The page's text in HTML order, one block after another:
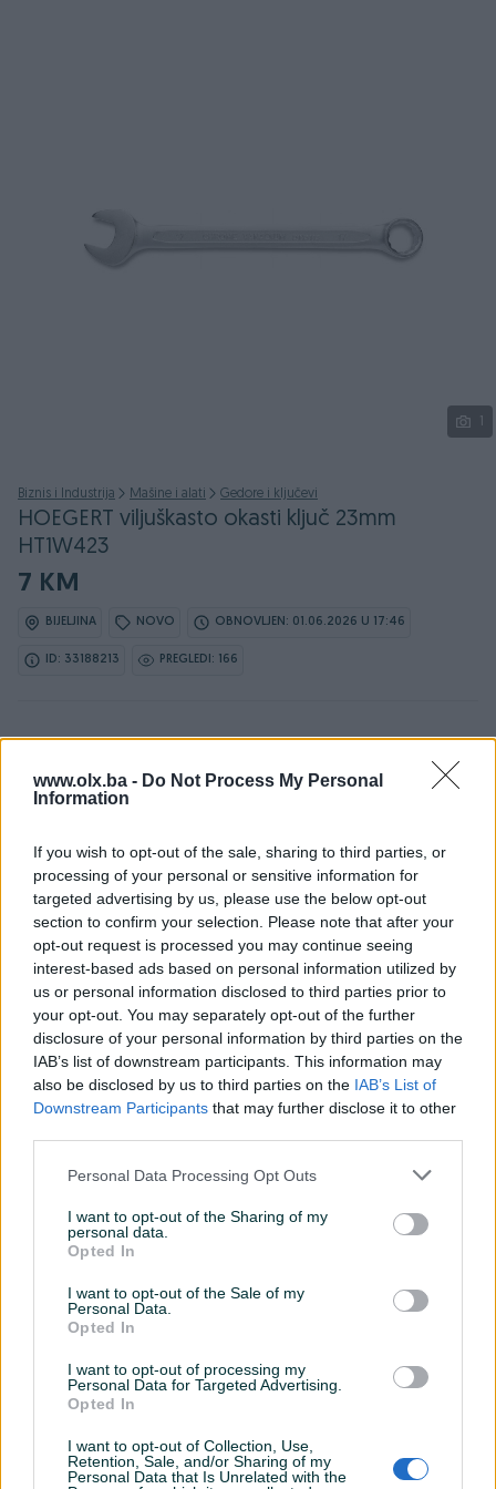
www.olx.ba - Do Not Process My Personal
Information
If you wish to opt-out of the sale, sharing to third parties, or
processing of your personal or sensitive information for
targeted advertising by us, please use the below opt-out
section to confirm your selection. Please note that after your
opt-out request is processed you may continue seeing
interest-based ads based on personal information utilized by
us or personal information disclosed to third parties prior to
your opt-out. You may separately opt-out of the further
disclosure of your personal information by third parties on the
IAB’s list of downstream participants. This information may
also be disclosed by us to third parties on the IAB’s List of
Downstream Participants that may further disclose it to other
Personal Data Processing Opt Outs
I want to opt-out of the Sharing of my
personal data.
Opted In
I want to opt-out of the Sale of my
Personal Data.
Opted In
I want to opt-out of processing my
Personal Data for Targeted Advertising.
Opted In
I want to opt-out of Collection, Use,
Retention, Sale, and/or Sharing of my
Personal Data that Is Unrelated with the
Biznis i Industrija Mašine i alati Gedore i ključevi
HOEGERT viljuškasto okasti ključ 23mm
HT1W423
7 KM
BIJELJINA NOVO OBNOVLJEN: 01.06.2026 U 17:46
ID: 33188213 PREGLEDI: 166
Detaljne informacija o artiklu pogledajte na našem web
shopu -KLIK OVDJE
Ovlašteni HOEGERT distributer www.masineialati.ba
Högert Technik – pouzdan i provjeren kvalitet Högert
Technik brand je koji je nastao sa strašću za kvalitetom,
jednostavnošću i korisnosti. Brand je stvoren za teške
uvjete uporabe i za zahtjeve profesionalaca koji rade s
alatom svaki dan. Ideologija proizvoda integrirana je s
kovan na optimalnoj temperaturi, pažljivo žarenja i kaljenje
proizvoda, detaljna kontrola kvaliteta s optimizovanom
logistikom: ovi čimbenici su opis asortimana branda
proizvoda, jer to garantuje nisku potrošnju i visoku trajnost.
Za ručne alate, sirovina je ugljenični čelik. Högert Technik
proizvodnoj mreži su partneri koji su među globalnim
industrijskim divovima koji garantuju najbolji kvalitet metala.
(od najkvalitetnijih materijala za izradu). Högert Technik
proizvodi su certificirani od strane TÜV Rheinland i VDE-
Prikaži više
masineialati
Prosječno vrijeme odgovora 5 minuta
Prijavite se ili kreirajte račun na PIK-u da kontaktirate